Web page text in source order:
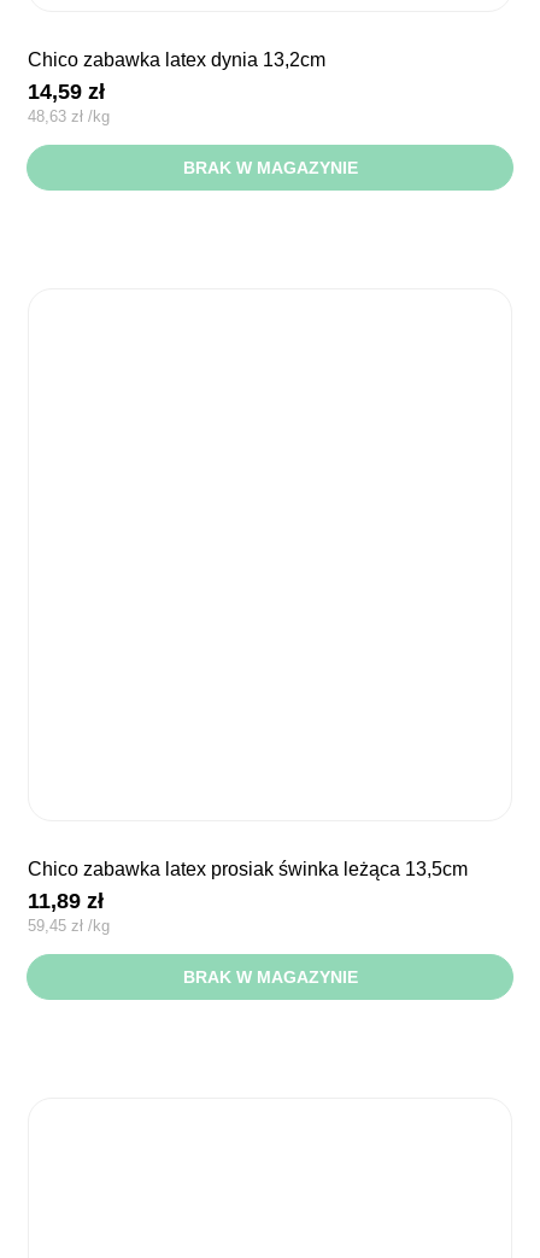
chico zabawka latex dynia 13,2cm
14,59zł
48,63zł /kg
BRAK W MAGAZYNIE
chico zabawka latex prosiak świnka leżąca 13,5cm
11,89zł
59,45 zł /kg
BRAK W MAGAZYNIE